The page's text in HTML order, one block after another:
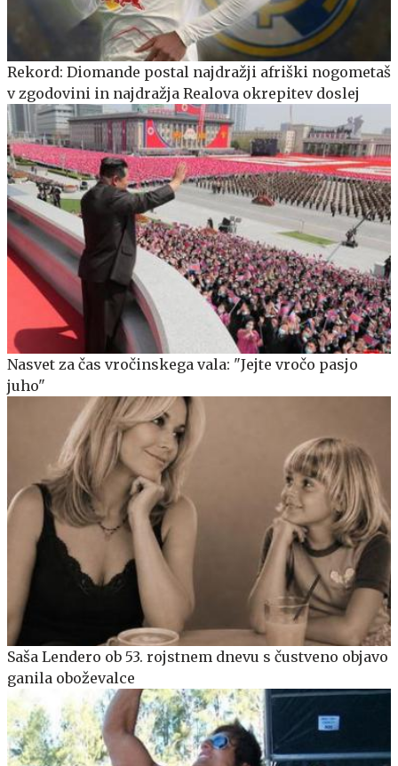
Rekord: Diomande postal najdražji afriški nogometaš
v zgodovini in najdražja Realova okrepitev doslej
Nasvet za čas vročinskega vala: "Jejte vročo pasjo
juho"
Saša Lendero ob 53. rojstnem dnevu s čustveno objavo
ganila oboževalce